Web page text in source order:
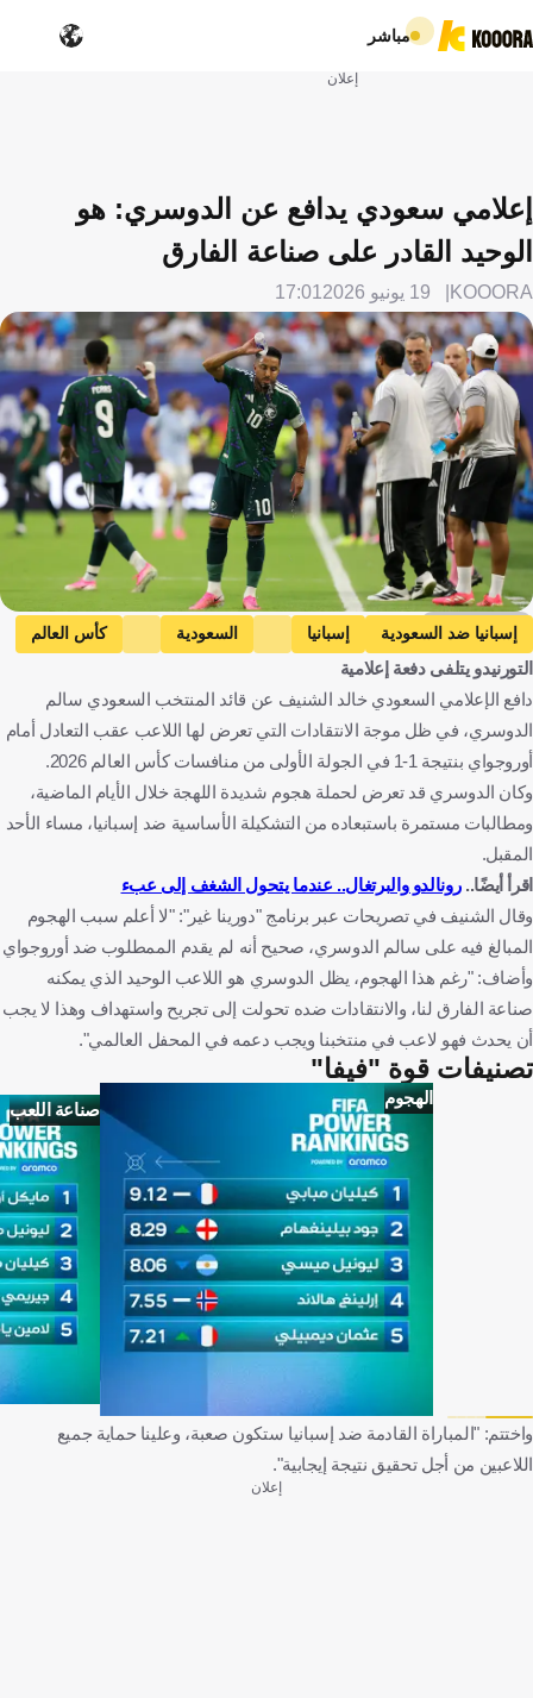
مباشر
إعلان
إعلامي سعودي يدافع عن الدوسري: هو
الوحيد القادر على صناعة الفارق
KOOORA 19 يونيو 2026 17:01
Getty Images
إسبانيا ضد السعودية إسبانيا السعودية
كأس العالم
سالم الدوسري
إسبانيا
الولايات المتحدة
كرة قدم
التورنيدو يتلفى دفعة إعلامية
دافع الإعلامي السعودي خالد الشنيف عن قائد المنتخب السعودي سالم
الدوسري، في ظل موجة الانتقادات التي تعرض لها اللاعب عقب التعادل أمام
أوروجواي بنتيجة 1-1 في الجولة الأولى من منافسات كأس العالم 2026.
وكان الدوسري قد تعرض لحملة هجوم شديدة اللهجة خلال الأيام الماضية،
ومطالبات مستمرة باستبعاده من التشكيلة الأساسية ضد إسبانيا، مساء الأحد
المقبل.
اقرأ أيضًا..رونالدو والبرتغال.. عندما يتحول الشغف إلى عبء
وقال الشنيف في تصريحات عبر برنامج "دورينا غير": "لا أعلم سبب الهجوم
المبالغ فيه على سالم الدوسري، صحيح أنه لم يقدم الممطلوب ضد أوروجواي
وأضاف: "رغم هذا الهجوم، يظل الدوسري هو اللاعب الوحيد الذي يمكنه
صناعة الفارق لنا، والانتقادات ضده تحولت إلى تجريح واستهداف وهذا لا يجب
أن يحدث فهو لاعب في منتخبنا ويجب دعمه في المحفل العالمي".
تصنيفات قوة "فيفا"
الهجوم
صناعة اللعب
واختتم: "المباراة القادمة ضد إسبانيا ستكون صعبة، وعلينا حماية جميع
اللاعبين من أجل تحقيق نتيجة إيجابية".
إعلان